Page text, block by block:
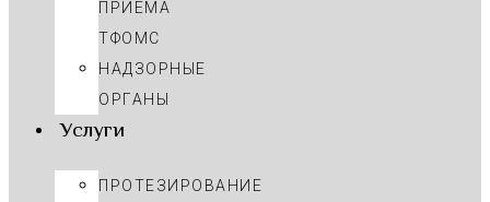
ПРИЕМА
ТФОМС
НАДЗОРНЫЕ
ОРГАНЫ
Услуги
ПРОТЕЗИРОВАНИЕ